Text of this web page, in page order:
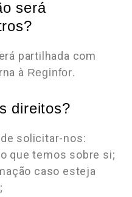
será
partilhada com
à Reginfor.
direitos?
solicitar-nos:
que temos sobre si;
caso esteja